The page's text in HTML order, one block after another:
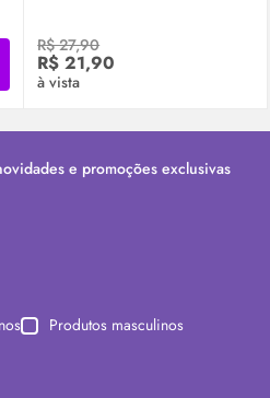
à sacola
R$ 27,90
R$ 21,90
à vista
e promoções exclusivas
Produtos masculinos